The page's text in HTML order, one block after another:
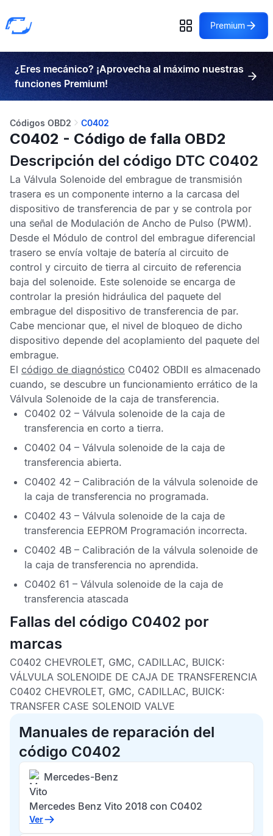
Premium
¿Eres mecánico? ¡Aprovecha al máximo nuestras
funciones Premium!
Códigos OBD2 C0402
C0402 - Código de falla OBD2
Descripción del código DTC C0402
La Válvula Solenoide del embrague de transmisión
trasera es un componente interno a la carcasa del
dispositivo de transferencia de par y se controla por
una señal de Modulación de Ancho de Pulso (PWM).
Desde el Módulo de control del embrague diferencial
trasero se envía voltaje de batería al circuito de
control y circuito de tierra al circuito de referencia
baja del solenoide. Este solenoide se encarga de
controlar la presión hidráulica del paquete del
embrague del dispositivo de transferencia de par.
Cabe mencionar que, el nivel de bloqueo de dicho
dispositivo depende del acoplamiento del paquete del
embrague.
El código de diagnóstico C0402 OBDII es almacenado
cuando, se descubre un funcionamiento errático de la
Válvula Solenoide de la caja de transferencia.
C0402 02 – Válvula solenoide de la caja de
transferencia en corto a tierra.
C0402 04 – Válvula solenoide de la caja de
transferencia abierta.
C0402 42 – Calibración de la válvula solenoide de
la caja de transferencia no programada.
C0402 43 – Válvula solenoide de la caja de
transferencia EEPROM Programación incorrecta.
C0402 4B – Calibración de la válvula solenoide de
la caja de transferencia no aprendida.
C0402 61 – Válvula solenoide de la caja de
transferencia atascada
Fallas del código C0402 por
marcas
C0402 CHEVROLET, GMC, CADILLAC, BUICK:
VÁLVULA SOLENOIDE DE CAJA DE TRANSFERENCIA
C0402 CHEVROLET, GMC, CADILLAC, BUICK:
TRANSFER CASE SOLENOID VALVE
Manuales de reparación del
código C0402
Mercedes-Benz
Vito
Mercedes Benz Vito 2018 con C0402
Ver